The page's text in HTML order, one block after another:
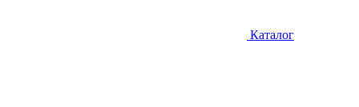
Каталог